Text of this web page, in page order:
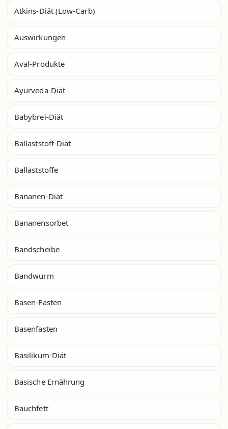
Atkins-Diät (Low-Carb)
Auswirkungen
Aval-Produkte
Ayurveda-Diät
Babybrei-Diät
Ballaststoff-Diät
Ballaststoffe
Bananen-Diät
Bananensorbet
Bandscheibe
Bandwurm
Basen-Fasten
Basenfasten
Basilikum-Diät
Basische Ernährung
Bauchfett